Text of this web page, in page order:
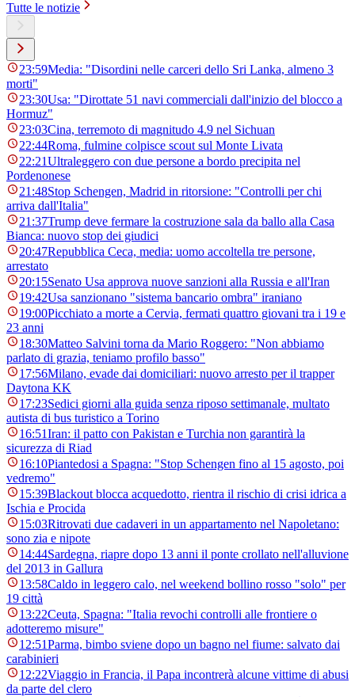
Tutte le notizie
23:59Media: "Disordini nelle carceri dello Sri Lanka, almeno 3
morti"
23:30Usa: "Dirottate 51 navi commerciali dall'inizio del blocco a
Hormuz"
23:03Cina, terremoto di magnitudo 4.9 nel Sichuan
22:44Roma, fulmine colpisce scout sul Monte Livata
22:21Ultraleggero con due persone a bordo precipita nel
Pordenonese
21:48Stop Schengen, Madrid in ritorsione: "Controlli per chi
arriva dall'Italia"
21:37Trump deve fermare la costruzione sala da ballo alla Casa
Bianca: nuovo stop dei giudici
20:47Repubblica Ceca, media: uomo accoltella tre persone,
arrestato
20:15Senato Usa approva nuove sanzioni alla Russia e all'Iran
19:42Usa sanzionano "sistema bancario ombra" iraniano
19:00Picchiato a morte a Cervia, fermati quattro giovani tra i 19 e
23 anni
18:30Matteo Salvini torna da Mario Roggero: "Non abbiamo
parlato di grazia, teniamo profilo basso"
17:56Milano, evade dai domiciliari: nuovo arresto per il trapper
Daytona KK
17:23Sedici giorni alla guida senza riposo settimanale, multato
autista di bus turistico a Torino
16:51Iran: il patto con Pakistan e Turchia non garantirà la
sicurezza di Riad
16:10Piantedosi a Spagna: "Stop Schengen fino al 15 agosto, poi
vedremo"
15:39Blackout blocca acquedotto, rientra il rischio di crisi idrica a
Ischia e Procida
15:03Ritrovati due cadaveri in un appartamento nel Napoletano:
sono zia e nipote
14:44Sardegna, riapre dopo 13 anni il ponte crollato nell'alluvione
del 2013 in Gallura
13:58Caldo in leggero calo, nel weekend bollino rosso "solo" per
19 città
13:22Ceuta, Spagna: "Italia revochi controlli alle frontiere o
adotteremo misure"
12:51Parma, bimbo sviene dopo un bagno nel fiume: salvato dai
carabinieri
12:22Viaggio in Francia, il Papa incontrerà alcune vittime di abusi
da parte del clero